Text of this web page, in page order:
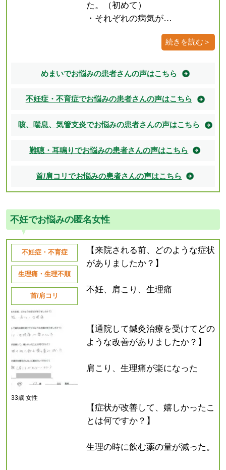
た。（初めて）
・それぞれの病気が…
続きを読む＞
めまいでお悩みの患者さんの声はこちら
不妊症・不育症でお悩みの患者さんの声はこちら
咳、喘息、気管支炎でお悩みの患者さんの声はこちら
難聴・耳鳴りでお悩みの患者さんの声はこちら
首/肩コリでお悩みの患者さんの声はこちら
不妊でお悩みの匿名女性
不妊症・不育症
生理痛・生理不順
首/肩コリ
33歳 女性
【来院される前、どのような症状
がありましたか？】
不妊、肩こり、生理痛
【通院して鍼灸治療を受けてどの
ような改善がありましたか？】
肩こり、生理痛が楽になった
【症状が改善して、嬉しかったこ
とは何ですか？】
生理の時に飲む薬の量が減った。